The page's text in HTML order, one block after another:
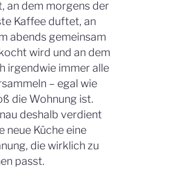
an dem morgens der
Kaffee duftet, an
abends gemeinsam
wird und an dem
irgendwie immer alle
– egal wie
die Wohnung ist.
deshalb verdient
neue Küche eine
die wirklich zu
passt.